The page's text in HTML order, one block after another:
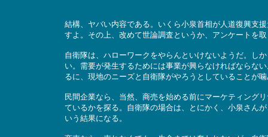
結構、ヤバい内容である。いくら小泉首相が人道復興支
すよ。その上、改めて世論調査というか、アンケートを
自衛隊は、ハローワークをやらんといけないようだ。し
い。需要が発生するためには事業が興らなければならな
るに、現地のニーズと自衛隊がやろうとしていることが
民間企業なら、当然、商売を始める前にマーケティング
ているかを探る。自衛隊の場合は、とにかく、小泉さん
いう結果になる。